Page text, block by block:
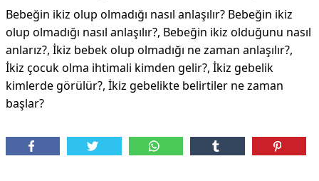
Bebeğin ikiz olup olmadığı nasıl anlaşılır? Bebeğin ikiz
olup olmadığı nasıl anlaşılır?, Bebeğin ikiz olduğunu nasıl
anlarız?, İkiz bebek olup olmadığı ne zaman anlaşılır?,
İkiz çocuk olma ihtimali kimden gelir?, İkiz gebelik
kimlerde görülür?, İkiz gebelikte belirtiler ne zaman
başlar?